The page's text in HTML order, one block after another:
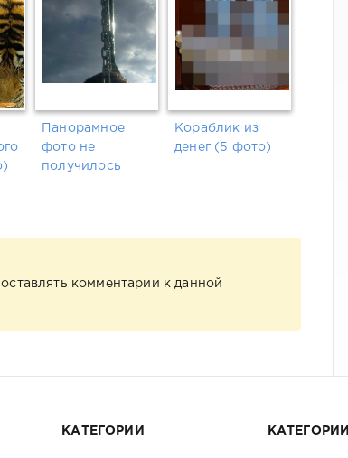
Панорамное
фото не
получилось
Кораблик из
денег (5 фото)
оставлять комментарии к данной
КАТЕГОРИИ КАТЕГОРИИ